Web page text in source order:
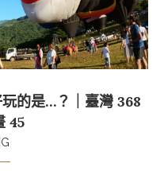
的是…？｜臺灣 368
45